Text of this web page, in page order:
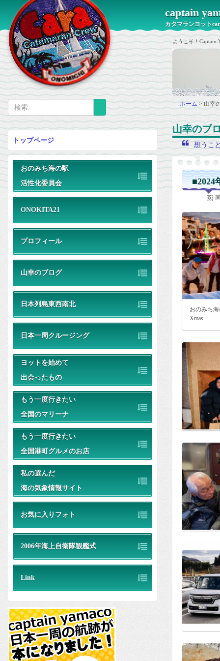
トップページ
おのみち海の駅
活性化委員会
ONOKITA21
プロフィール
山幸のブログ
日本列島東西南北
日本一周クルージング
ヨットを始めて
出会ったもの
もう一度行きたい
全国のマリーナ
もう一度行きたい
全国港町グルメのお店
私の選んだ
海の気象情報サイト
お気に入りフォト
2006年海上自衛隊観艦式
Link
captain
カタマランヨット
ようこそ！Captain
ホーム >山幸
山幸のブ
想うこ
■2024
おのみち
Xmas